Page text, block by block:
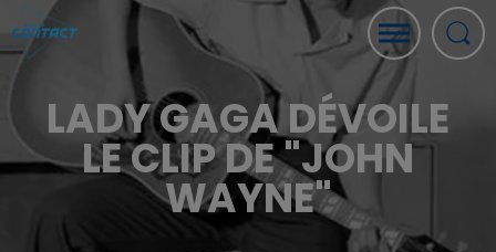
LADY GAGA DÉVOILE
LE CLIP DE "JOHN
WAYNE"